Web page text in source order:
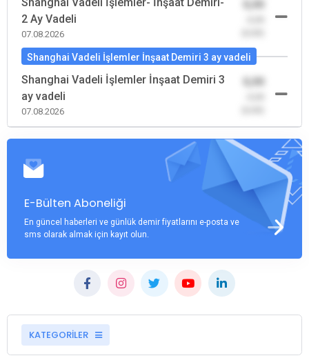
2 Ay Vadeli
07.08.2026
0,00
Shanghai Vadeli İşlemler İnşaat Demiri 3 ay vadeli
Shanghai Vadeli İşlemler İnşaat Demiri 3
ay vadeli
07.08.2026
0,00
E-Bülten Aboneliği
En güncel haberleri ve günlük demir fiyatlarını e-posta ve
sms olarak almak için kayıt olun.
KATEGORİLER